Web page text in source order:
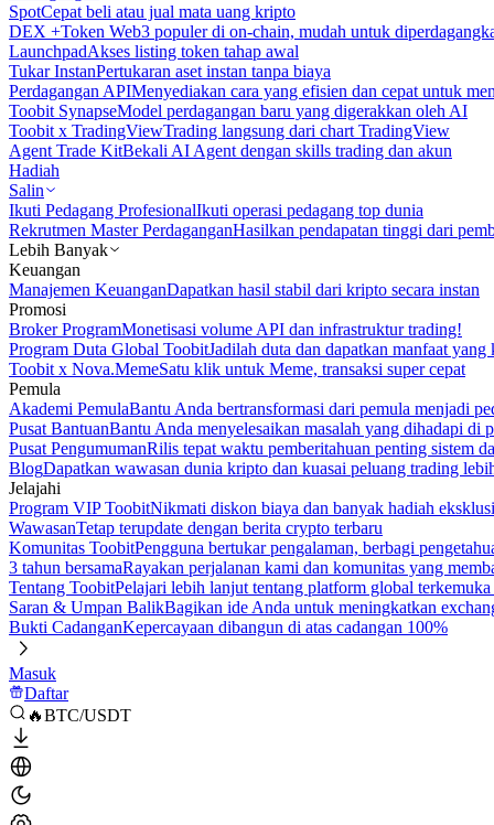
SpotCepat beli atau jual mata uang kripto
DEX +Token Web3 populer di on-chain, mudah untuk
LaunchpadAkses listing token tahap awal
Tukar InstanPertukaran aset instan tanpa biaya
Perdagangan APIMenyediakan cara yang efisien dan cepat untuk
Toobit SynapseModel perdagangan baru yang digerakkan oleh AI
Toobit x TradingViewTrading langsung dari chart TradingView
Agent Trade KitBekali AI Agent dengan skills trading dan akun
Hadiah
Salin
Ikuti Pedagang ProfesionalIkuti operasi pedagang top dunia
Rekrutmen Master PerdaganganHasilkan pendapatan tinggi dari
Lebih Banyak
Keuangan
Manajemen KeuanganDapatkan hasil stabil dari kripto secara instan
Promosi
Broker ProgramMonetisasi volume API dan infrastruktur trading!
Program Duta Global ToobitJadilah duta dan dapatkan manfaat
Toobit x Nova.MemeSatu klik untuk Meme, transaksi super cepat
Pemula
Akademi PemulaBantu Anda bertransformasi dari pemula menjadi
Pusat BantuanBantu Anda menyelesaikan masalah yang dihadapi di
Pusat PengumumanRilis tepat waktu pemberitahuan penting sistem
BlogDapatkan wawasan dunia kripto dan kuasai peluang trading
Jelajahi
Program VIP ToobitNikmati diskon biaya dan banyak hadiah
WawasanTetap terupdate dengan berita crypto terbaru
Komunitas ToobitPengguna bertukar pengalaman, berbagi
3 tahun bersamaRayakan perjalanan kami dan komunitas yang
Tentang ToobitPelajari lebih lanjut tentang platform global
Saran & Umpan BalikBagikan ide Anda untuk meningkatkan
Bukti CadanganKepercayaan dibangun di atas cadangan 100%
Masuk
Daftar
🔥BTC/USDT